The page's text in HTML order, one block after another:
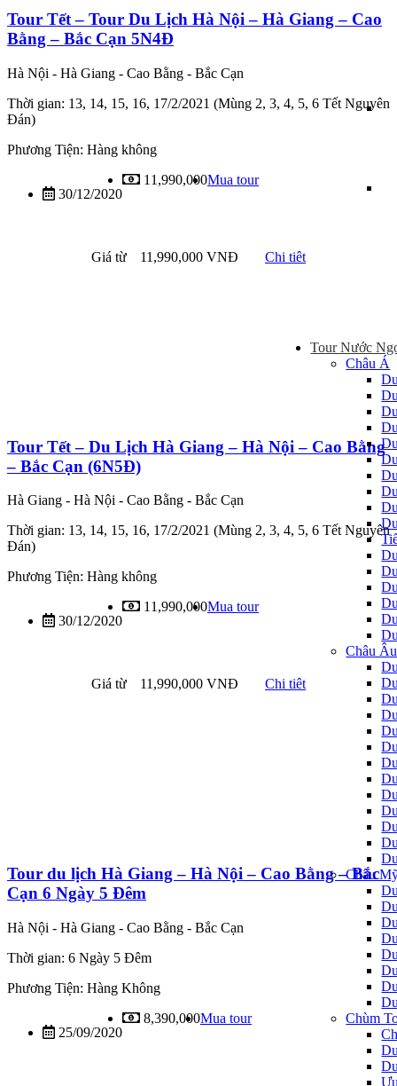
Tour Nước
Châu Á
Châu Âu
Châu
Chùm
Tour Tết – Tour Du Lịch Hà Nội – Hà Giang – Cao
Bằng – Bắc Cạn 5N4Đ
Hà Nội - Hà Giang - Cao Bằng - Bắc Cạn
Thời gian: 13, 14, 15, 16, 17/2/2021 (Mùng 2, 3, 4, 5, 6 Tết Nguyên
Đán)
Phương Tiện: Hàng không
30/12/2020
11,990,000Mua tour
Giá từ 11,990,000 VNĐ Chi tiêt
Tour Tết – Du Lịch Hà Giang – Hà Nội – Cao Bằng
– Bắc Cạn (6N5Đ)
Hà Giang - Hà Nội - Cao Bằng - Bắc Cạn
Thời gian: 13, 14, 15, 16, 17/2/2021 (Mùng 2, 3, 4, 5, 6 Tết Nguyên
Đán)
Phương Tiện: Hàng không
30/12/2020
11,990,000Mua tour
Giá từ 11,990,000 VNĐ Chi tiêt
Tour du lịch Hà Giang – Hà Nội – Cao Bằng – Bắc
Cạn 6 Ngày 5 Đêm
Hà Nội - Hà Giang - Cao Bằng - Bắc Cạn
Thời gian: 6 Ngày 5 Đêm
Phương Tiện: Hàng Không
25/09/2020
8,390,000Mua tour